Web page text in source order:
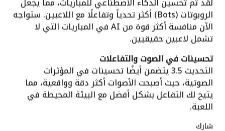
الروبوتات (Bots) أكثر تحدياً وتفاعلًا مع اللاعبين. ستواجه
الآن منافسة أكثر قوة من AI في المباريات التي لا
تشمل لاعبين حقيقيين.
تحسينات في الصوت والتفاعلات
التحديث 3.5 يتضمن أيضًا تحسينات في المؤثرات
الصوتية، حيث أصبحت الأصوات أكثر دقة وواقعية، مما
يتيح لك التفاعل بشكل أفضل مع البيئة المحيطة في
اللعبة.
شارك